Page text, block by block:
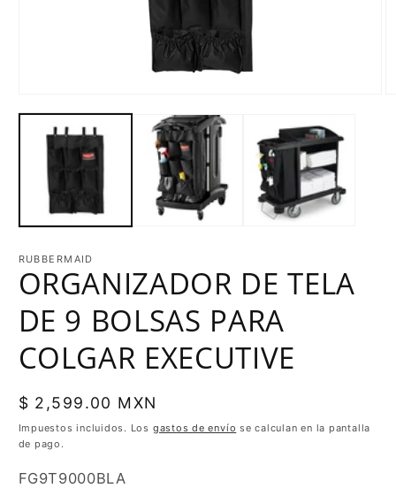
RUBBERMAID
ORGANIZADOR DE TELA
DE 9 BOLSAS PARA
COLGAR EXECUTIVE
Precio
habitual
$ 2,599.00 MXN
Impuestos incluidos. Los gastos de envío se calculan en la pantalla
de pago.
SKU:
FG9T9000BLA